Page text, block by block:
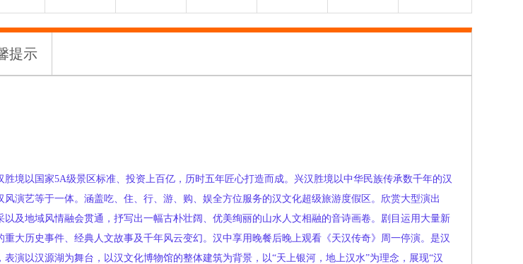
提示
境以国家5A级景区标准、投资上百亿，历时五年匠心打造而成。兴汉胜境以中华民族传承数千年的汉
演艺等于一体。涵盖吃、住、行、游、购、娱全方位服务的汉文化超级旅游度假区。欣赏大型演出
及地域风情融会贯通，抒写出一幅古朴壮阔、优美绚丽的山水人文相融的音诗画卷。剧目运用大量新
大历史事件、经典人文故事及千年风云变幻。汉中享用晚餐后晚上观看《天汉传奇》周一停演。是汉
演以汉源湖为舞台，以汉文化博物馆的整体建筑为背景，以“天上银河，地上汉水”为理念，展现“汉